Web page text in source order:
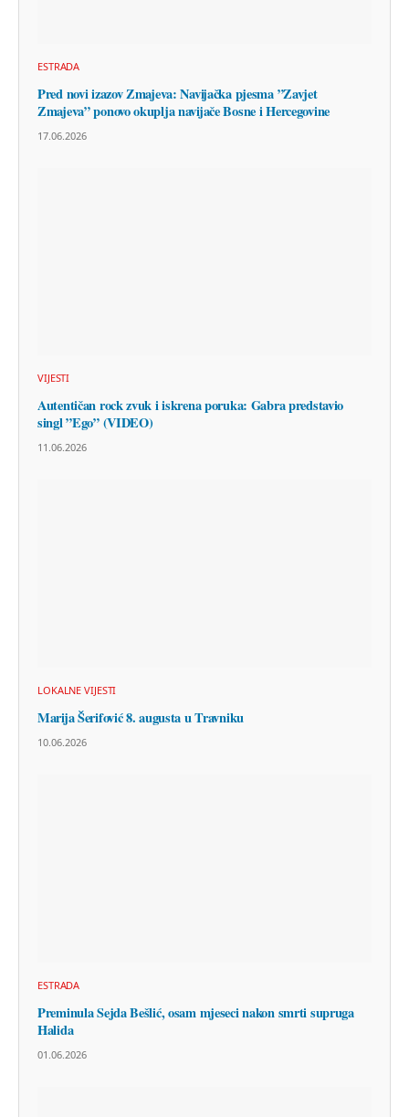
ESTRADA
Pred novi izazov Zmajeva: Navijačka pjesma ”Zavjet
Zmajeva” ponovo okuplja navijače Bosne i Hercegovine
17.06.2026
VIJESTI
Autentičan rock zvuk i iskrena poruka: Gabra predstavio
singl ”Ego” (VIDEO)
11.06.2026
LOKALNE VIJESTI
Marija Šerifović 8. augusta u Travniku
10.06.2026
ESTRADA
Preminula Sejda Bešlić, osam mjeseci nakon smrti supruga
Halida
01.06.2026